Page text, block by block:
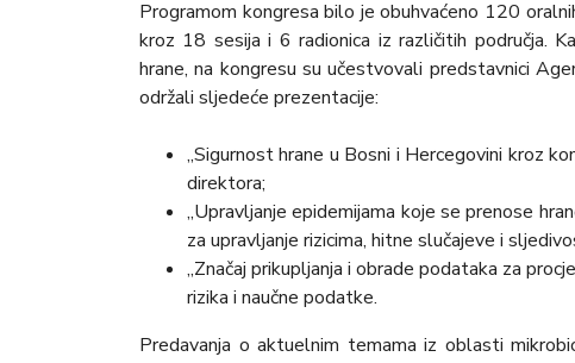
Programom kongresa bilo je obuhvaćeno 120
kroz 18 sesija i 6 radionica iz različitih područja.
hrane, na kongresu su učestvovali predstavnici
održali sljedeće prezentacije:
„Sigurnost hrane u Bosni i Hercegovini kroz
direktora;
„Upravljanje epidemijama koje se prenose
za upravljanje rizicima, hitne slučajeve i
„Značaj prikupljanja i obrade podataka za
rizika i naučne podatke.
Predavanja o aktuelnim temama iz oblasti